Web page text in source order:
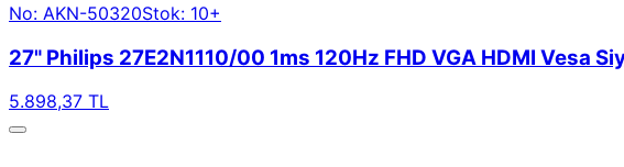
No: AKN-50320Stok: 10+
27" Philips 27E2N1110/00 1ms 120Hz FHD VGA HDMI Vesa
5.898,37 TL